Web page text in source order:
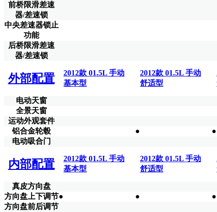
前桥限滑差速
器/差速锁
中央差速器锁止
功能
后桥限滑差速
器/差速锁
外部配置
2012款 01.5L 手动
基本型
2012款 01.5L 手动
舒适型
电动天窗
全景天窗
运动外观套件
铝合金轮毂
●
●
电动吸合门
内部配置
2012款 01.5L 手动
基本型
2012款 01.5L 手动
舒适型
真皮方向盘
方向盘上下调节● ●
●
方向盘前后调节